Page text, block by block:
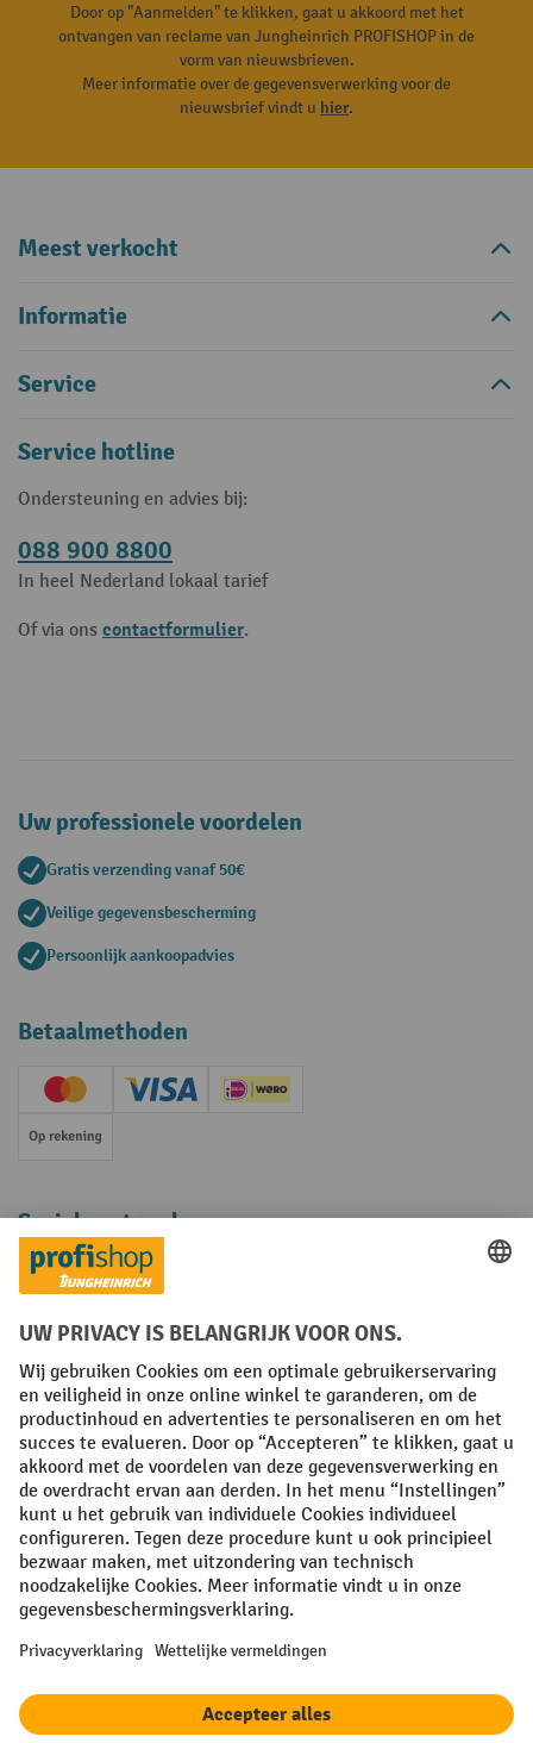
Door op "Aanmelden" te klikken, gaat u akkoord met het
ontvangen van reclame van Jungheinrich PROFISHOP in de
vorm van nieuwsbrieven.
Meer informatie over de gegevensverwerking voor de
nieuwsbrief vindt u hier.
Meest verkocht
Informatie
Service
Service hotline
Ondersteuning en advies bij:
088 900 8800
In heel Nederland lokaal tarief
Of via ons contactformulier.
Uw professionele voordelen
Gratis verzending vanaf 50€
Veilige gegevensbescherming
Persoonlijk aankoopadvies
Betaalmethoden
Creditcard (Master)Creditcard (Visa)iDEAL | Wero
Op rekening
Sociale netwerken
Facebook
YouTube
LinkedInInstagram
Algemene leveringsvoorwaarden Copyright
Privacyverklaring Privacy Instellingen
All prices excl. VAT plusshipping costs and possible delivery charges,
if not stated otherwise.
¹ De korting is geldig zolang de voorraad strekt. De korting is niet van
toepassing op speciale prijzen. Een combinatie met andere
procentuele kortingen of vouchers is niet mogelijk. | ² De korting
nieuwsbrief. De voucher is 10 dagen geldig en kan online worden
korting varieert per productcategorie en is maximaal 10%. Elektrische
pallettrucks, elektrische stapelaars, elektrische heftrucks en